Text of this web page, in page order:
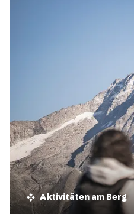
Aktivitäten am Berg
Betriebszeiten